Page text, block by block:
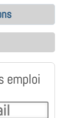
emploi